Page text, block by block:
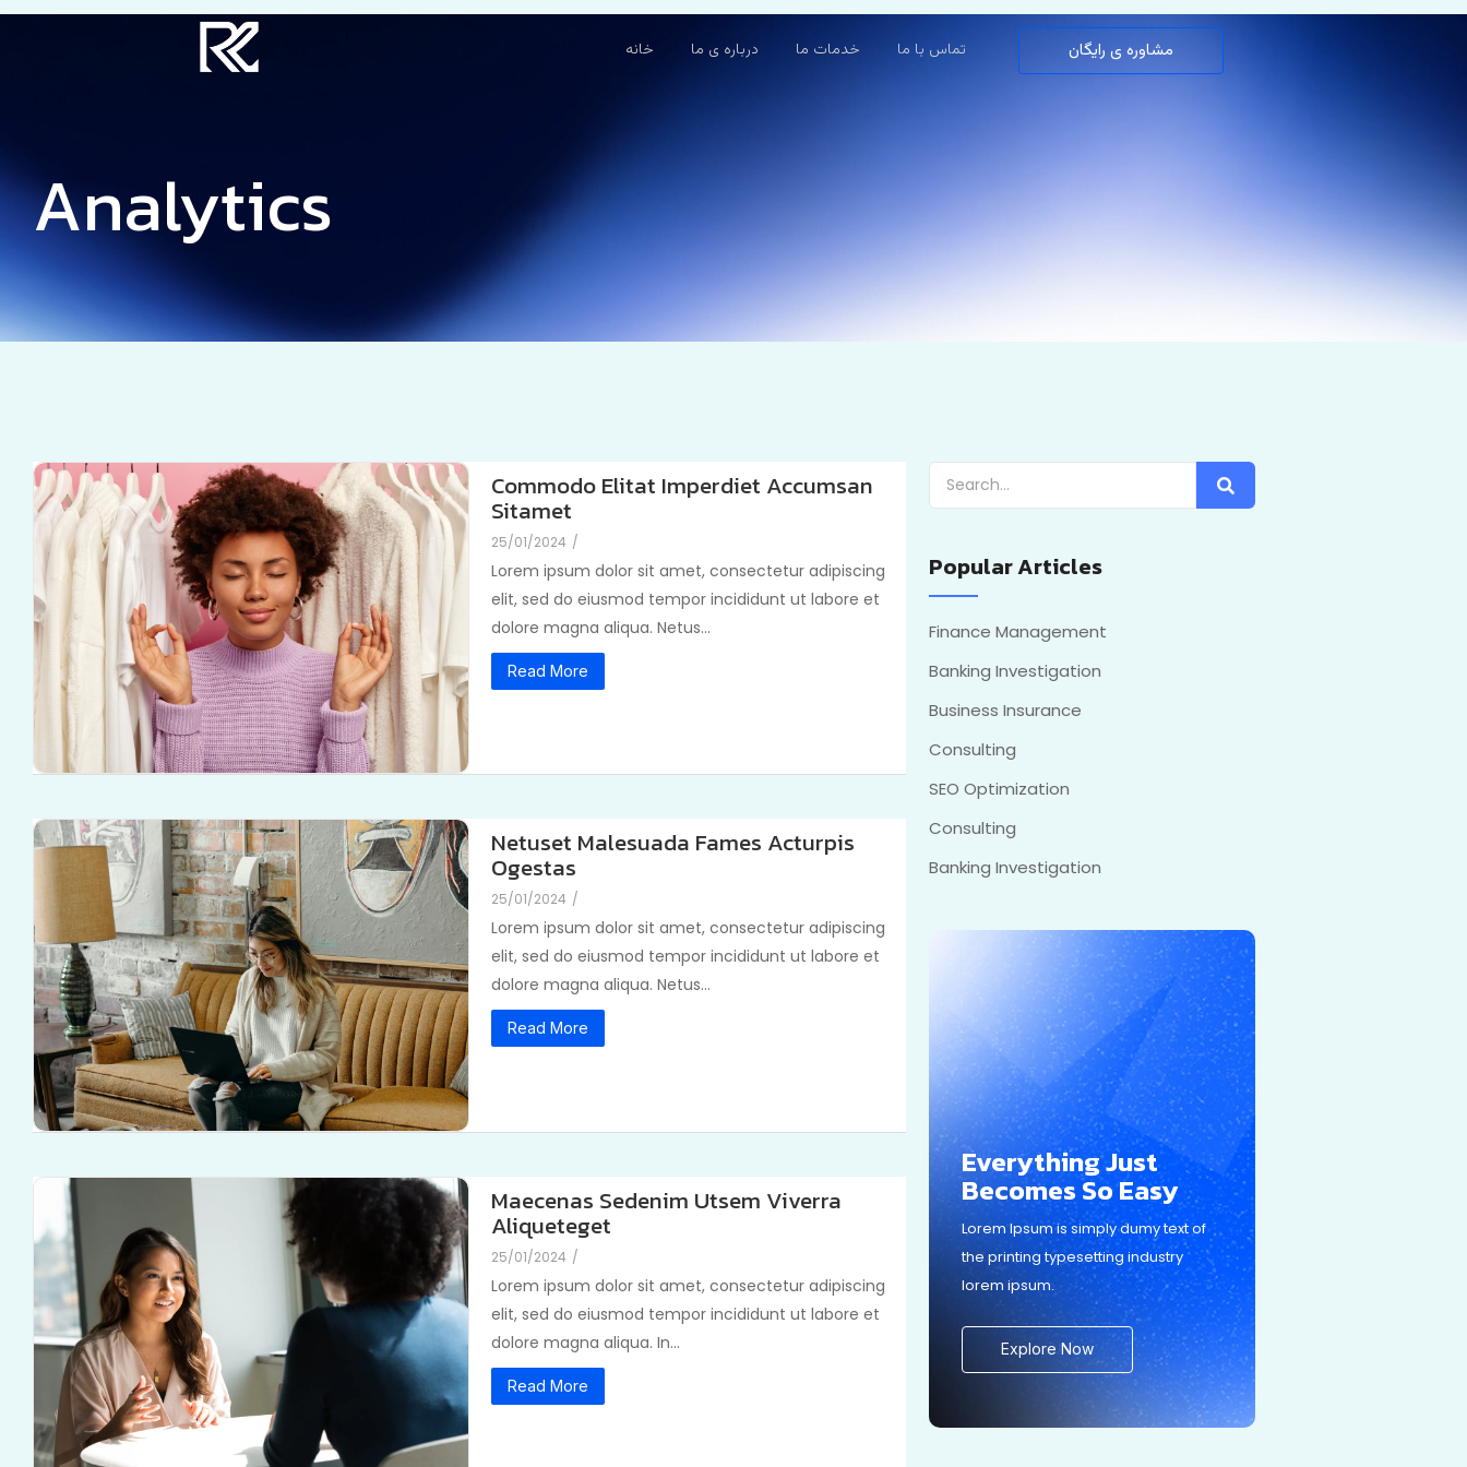
خانه درباره ی ما خدمات ما تماس با ما مشاوره ی رایگان
Analytics
Commodo Elitat Imperdiet Accumsan
Sitamet
25/01/2024 /
Lorem ipsum dolor sit amet, consectetur adipiscing
elit, sed do eiusmod tempor incididunt ut labore et
dolore magna aliqua. Netus...
Read More
Netuset Malesuada Fames Acturpis
Ogestas
25/01/2024 /
Lorem ipsum dolor sit amet, consectetur adipiscing
elit, sed do eiusmod tempor incididunt ut labore et
dolore magna aliqua. Netus...
Read More
Maecenas Sedenim Utsem Viverra
Aliqueteget
25/01/2024 /
Lorem ipsum dolor sit amet, consectetur adipiscing
elit, sed do eiusmod tempor incididunt ut labore et
dolore magna aliqua. In...
Read More
Popular Articles
Finance Management
Banking Investigation
Business Insurance
Consulting
SEO Optimization
Consulting
Banking Investigation
Everything Just
Becomes So Easy
Lorem Ipsum is simply dumy text of
the printing typesetting industry
lorem ipsum.
Explore Now